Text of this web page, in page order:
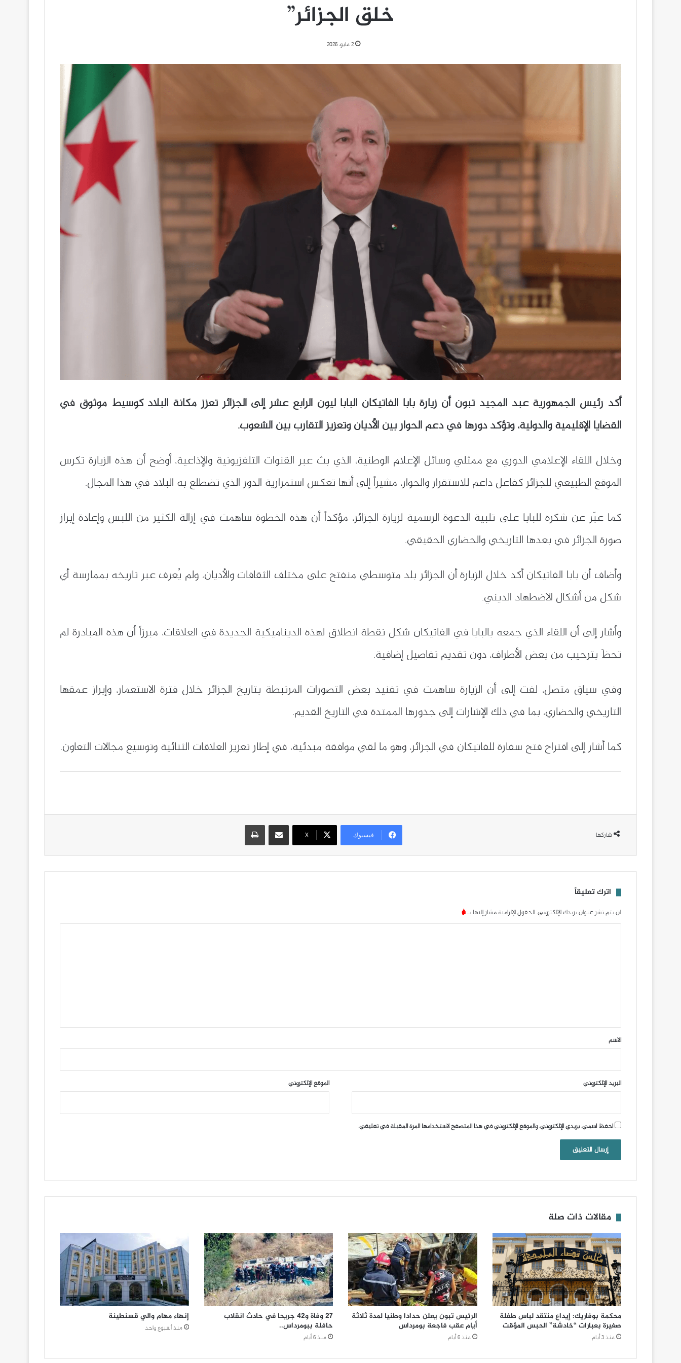
خلق الجزائر”
2 مايو، 2026
أكد رئيس الجمهورية عبد المجيد تبون أن زيارة بابا الفاتيكان البابا ليون الرابع عشر إلى الجزائر تعزز مكانة البلاد كوسيط موثوق في
القضايا الإقليمية والدولية، وتؤكد دورها في دعم الحوار بين الأديان وتعزيز التقارب بين الشعوب.
وخلال اللقاء الإعلامي الدوري مع ممثلي وسائل الإعلام الوطنية، الذي بث عبر القنوات التلفزيونية والإذاعية، أوضح أن هذه الزيارة تكرس
الموقع الطبيعي للجزائر كفاعل داعم للاستقرار والحوار، مشيراً إلى أنها تعكس استمرارية الدور الذي تضطلع به البلاد في هذا المجال.
كما عبّر عن شكره للبابا على تلبية الدعوة الرسمية لزيارة الجزائر، مؤكداً أن هذه الخطوة ساهمت في إزالة الكثير من اللبس وإعادة إبراز
صورة الجزائر في بعدها التاريخي والحضاري الحقيقي.
وأضاف أن بابا الفاتيكان أكد خلال الزيارة أن الجزائر بلد متوسطي منفتح على مختلف الثقافات والأديان، ولم يُعرف عبر تاريخه بممارسة أي
شكل من أشكال الاضطهاد الديني.
وأشار إلى أن اللقاء الذي جمعه بالبابا في الفاتيكان شكل نقطة انطلاق لهذه الديناميكية الجديدة في العلاقات، مبرزاً أن هذه المبادرة لم
تحظَ بترحيب من بعض الأطراف، دون تقديم تفاصيل إضافية.
وفي سياق متصل، لفت إلى أن الزيارة ساهمت في تفنيد بعض التصورات المرتبطة بتاريخ الجزائر خلال فترة الاستعمار، وإبراز عمقها
التاريخي والحضاري، بما في ذلك الإشارات إلى جذورها الممتدة في التاريخ القديم.
كما أشار إلى اقتراح فتح سفارة للفاتيكان في الجزائر، وهو ما لقي موافقة مبدئية، في إطار تعزيز العلاقات الثنائية وتوسيع مجالات التعاون.
شاركها فيسبوك X
اترك تعليقاً
لن يتم نشر عنوان بريدك الإلكتروني.الحقول الإلزامية مشار إليها بـ*
*
الاسم
البريد الإلكتروني الموقع الإلكتروني
احفظ اسمي، بريدي الإلكتروني، والموقع الإلكتروني في هذا المتصفح لاستخدامها المرة المقبلة في تعليقي.
مقالات ذات صلة
محكمة بوفاريك: إيداع منتقد لباس طفلة
صغيرة بعبارات “خادشة” الحبس المؤقت
منذ 3 أيام
الرئيس تبون يعلن حدادا وطنيا لمدة ثلاثة
أيام عقب فاجعة بومرداس
منذ 6 أيام
27 وفاة و42 جريحا في حادث انقلاب
حافلة ببومرداس..
منذ 6 أيام
إنهاء مهام والي قسنطينة
منذ أسبوع واحد